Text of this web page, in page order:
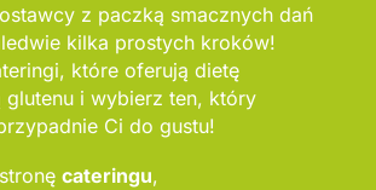
z paczką smacznych dań
kilka prostych kroków!
które oferują dietę
glutenu i wybierz ten, który
Ci do gustu!
cateringu,